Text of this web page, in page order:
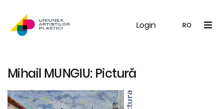
Login RO
UAP Galerie Noutăți
Mihail MUNGIU: Pictură